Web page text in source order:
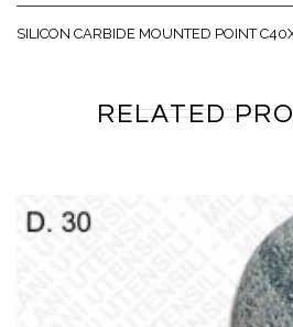
SILICON CARBIDE MOUNTED POINT
RELATED